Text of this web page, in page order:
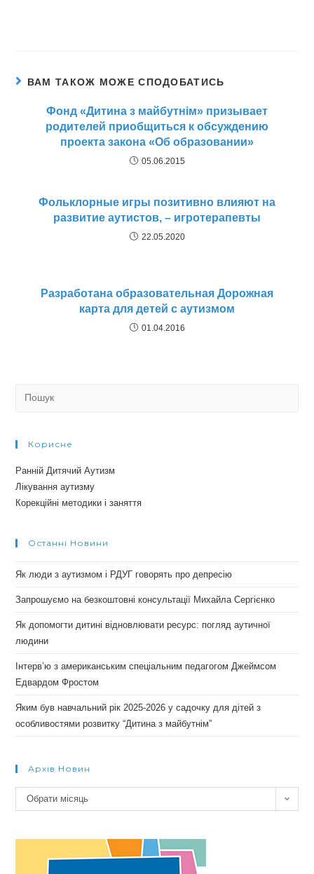
ВАМ ТАКОЖ МОЖЕ СПОДОБАТИСЬ
Фонд «Дитина з майбутнім» призывает
родителей приобщиться к обсуждению
проекта закона «Об образовании»
05.06.2015
Фольклорные игры позитивно влияют на
развитие аутистов, – игротерапевты
22.05.2020
Разработана образовательная Дорожная
карта для детей с аутизмом
01.04.2016
Корисне
Ранній Дитячий Аутизм
Лікування аутизму
Корекційні методики і заняття
Останні Новини
Як люди з аутизмом і РДУГ говорять про депресію
Запрошуємо на безкоштовні консультації Михайла Сергієнко
Як допомогти дитині відновлювати ресурс: погляд аутичної
людини
Інтерв’ю з американським спеціальним педагогом Джеймсом
Едвардом Фростом
Яким був навчальний рік 2025-2026 у садочку для дітей з
особливостями розвитку “Дитина з майбутнім”
Архів Новин
Архів
новин
Обрати місяць